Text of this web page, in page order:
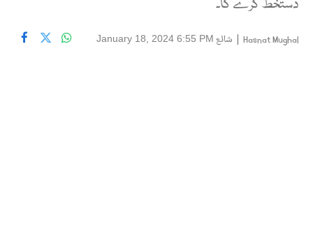
دستخط کرے گا۔
Hasnat Mughal
| شائع January 18, 2024 6:55 PM